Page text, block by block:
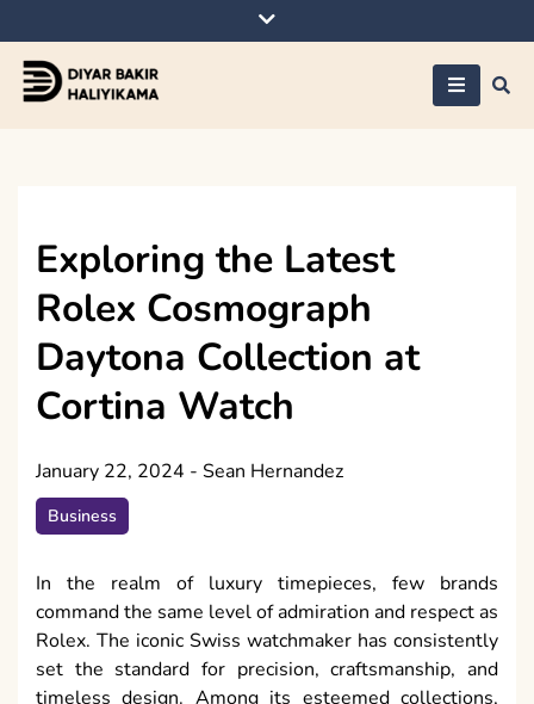
to
content
Exploring the Latest
Rolex Cosmograph
Daytona Collection at
Cortina Watch
January 22, 2024 - Sean Hernandez
Business
In the realm of luxury timepieces, few brands
command the same level of admiration and respect as
Rolex. The iconic Swiss watchmaker has consistently
set the standard for precision, craftsmanship, and
timeless design. Among its esteemed collections,